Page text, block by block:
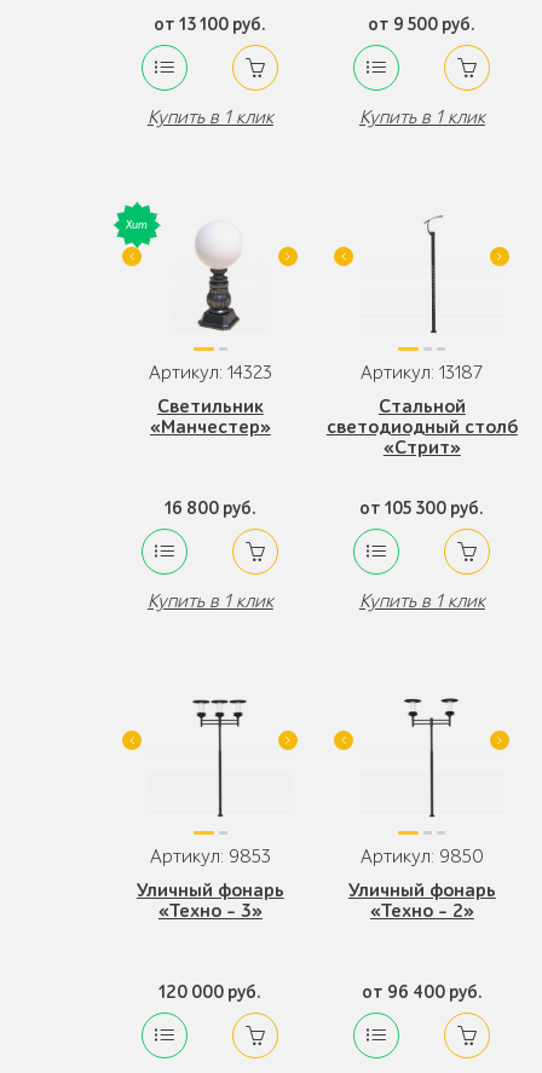
от 13 100 руб.
Купить в 1 клик
от 9 500 руб.
Купить в 1 клик
Артикул: 14323
Светильник
«Манчестер»
16 800 руб.
Купить в 1 клик
Артикул: 13187
Стальной
светодиодный столб
«Стрит»
от 105 300 руб.
Купить в 1 клик
Артикул: 9853
Уличный фонарь
«Техно - 3»
120 000 руб.
Артикул: 9850
Уличный фонарь
«Техно - 2»
от 96 400 руб.